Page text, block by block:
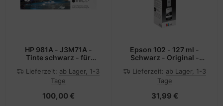
HP 981A - J3M71A -
Tinte schwarz - für
Color MFP 586;
PageWide Managed
Lieferzeit: ab Lager, 1-3
Tage
100,00 €
Epson 102 - 127 ml -
Schwarz - Original -
Lieferzeit: ab Lager, 1-3
Tage
31,99 €